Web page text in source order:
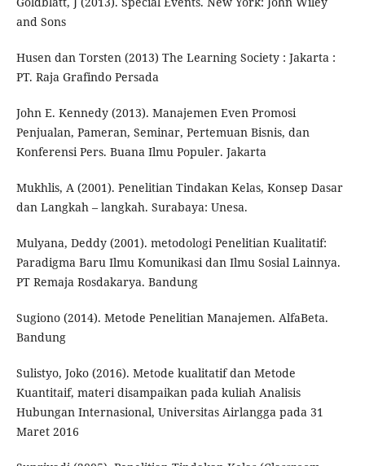
and Sons
Husen dan Torsten (2013) The Learning Society : Jakarta :
PT. Raja Grafindo Persada
John E. Kennedy (2013). Manajemen Even Promosi
Penjualan, Pameran, Seminar, Pertemuan Bisnis, dan
Konferensi Pers. Buana Ilmu Populer. Jakarta
Mukhlis, A (2001). Penelitian Tindakan Kelas, Konsep Dasar
dan Langkah – langkah. Surabaya: Unesa.
Mulyana, Deddy (2001). metodologi Penelitian Kualitatif:
Paradigma Baru Ilmu Komunikasi dan Ilmu Sosial Lainnya.
PT Remaja Rosdakarya. Bandung
Sugiono (2014). Metode Penelitian Manajemen. AlfaBeta.
Bandung
Sulistyo, Joko (2016). Metode kualitatif dan Metode
Kuantitaif, materi disampaikan pada kuliah Analisis
Hubungan Internasional, Universitas Airlangga pada 31
Maret 2016